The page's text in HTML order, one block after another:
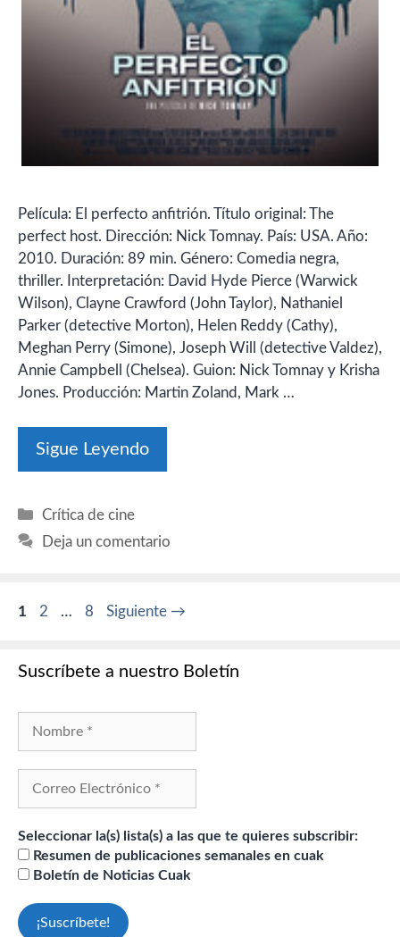
Película: El perfecto anfitrión. Título original: The
perfect host. Dirección: Nick Tomnay. País: USA. Año:
2010. Duración: 89 min. Género: Comedia negra,
thriller. Interpretación: David Hyde Pierce (Warwick
Wilson), Clayne Crawford (John Taylor), Nathaniel
Parker (detective Morton), Helen Reddy (Cathy),
Meghan Perry (Simone), Joseph Will (detective Valdez),
Annie Campbell (Chelsea). Guion: Nick Tomnay y Krisha
Jones. Producción: Martin Zoland, Mark …
Sigue Leyendo
Categorías
Crítica de cine
Deja un comentario
Página
1 Página
2 … Página
8 Siguiente →
Suscríbete a nuestro Boletín
Seleccionar la(s) lista(s) a las que te quieres subscribir:
Resumen de publicaciones semanales en cuak
Boletín de Noticias Cuak